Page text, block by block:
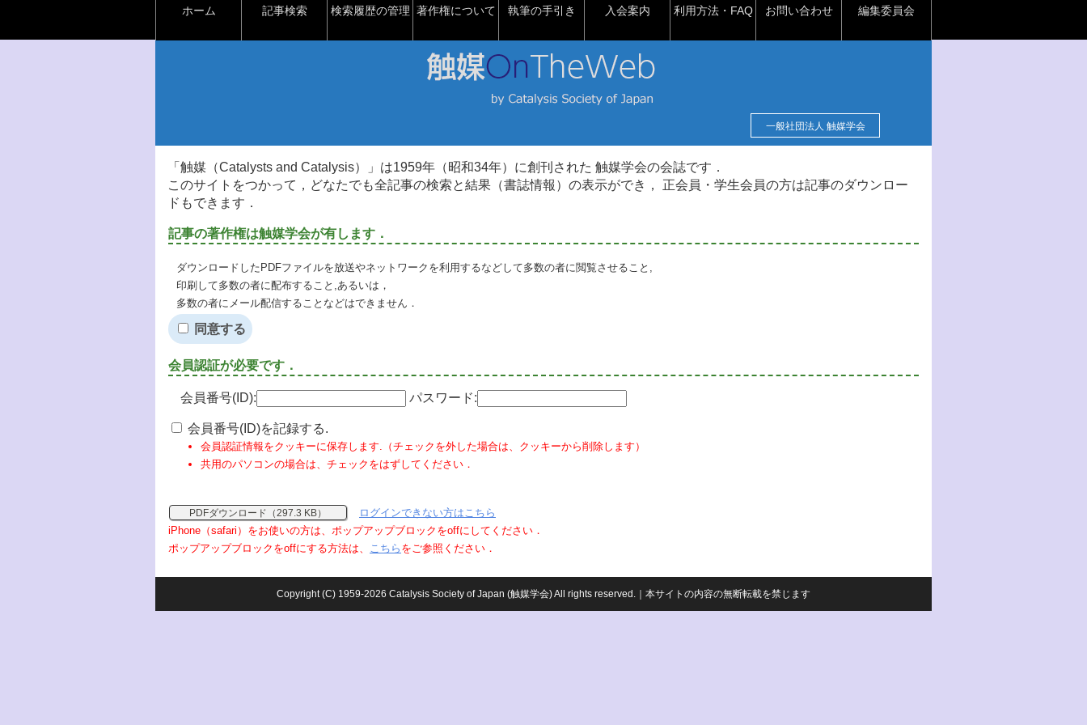
ホーム 記事検索 検索履歴の管理 著作権について 執筆の手引き 入会案内 利用方法・FAQ お問い合わせ 編集委員会
一般社団法人 触媒学会
「触媒（Catalysts and Catalysis）」は1959年（昭和34年）に創刊された 触媒学会の会誌です．
このサイトをつかって，どなたでも全記事の検索と結果（書誌情報）の表示ができ， 正会員・学生会員の方は記事のダウンロー
ドもできます．
記事の著作権は触媒学会が有します．
ダウンロードしたPDFファイルを放送やネットワークを利用するなどして多数の者に閲覧させること,
印刷して多数の者に配布すること,あるいは，
多数の者にメール配信することなどはできません．
同意する
会員認証が必要です．
会員番号(ID): パスワード:
会員番号(ID)を記録する.
会員認証情報をクッキーに保存します.（チェックを外した場合は、クッキーから削除します）
共用のパソコンの場合は、チェックをはずしてください．
PDFダウンロード（297.3 KB）
ログインできない方はこちら
iPhone（safari）をお使いの方は、ポップアップブロックをoffにしてください．
ポップアップブロックをoffにする方法は、 こちら をご参照ください．
Copyright (C) 1959-2026 Catalysis Society of Japan (触媒学会) All rights reserved.｜本サイトの内容の無断転載を禁じます